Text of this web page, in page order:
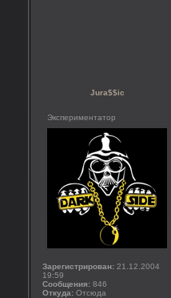
Jura$$ic
Экспериментатор
Зарегистрирован: 21.12.2004
19:59
Сообщения: 846
Откуда: Отсюда